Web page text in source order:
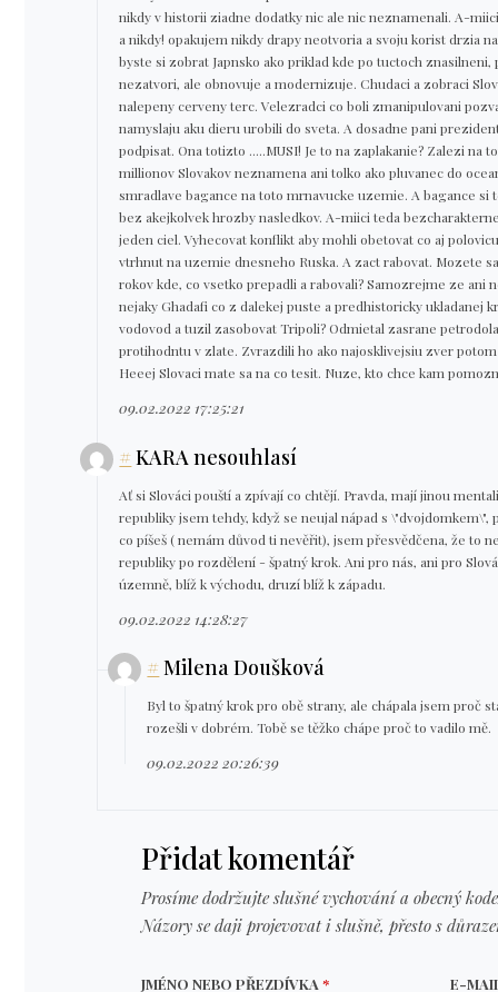
nikdy v historii ziadne dodatky nic ale nic neznamenali. A-
a nikdy! opakujem nikdy drapy neotvoria a svoju korist drzia
byste si zobrat Japnsko ako priklad kde po tuctoch
nezatvori, ale obnovuje a modernizuje. Chudaci a zobraci
nalepeny cerveny terc. Velezradci co boli zmanipulovani
namyslaju aku dieru urobili do sveta. A dosadne pani
podpisat. Ona totizto .....MUSI! Je to na zaplakanie? Zalezi na
millionov Slovakov neznamena ani tolko ako pluvanec do
smradlave bagance na toto mrnavucke uzemie. A bagance
bez akejkolvek hrozby nasledkov. A-miici teda
jeden ciel. Vyhecovat konflikt aby mohli obetovat co aj
vtrhnut na uzemie dnesneho Ruska. A zact rabovat. Mozete
rokov kde, co vsetko prepadli a rabovali? Samozrejme ze ani
nejaky Ghadafi co z dalekej puste a predhistoricky ukladanej
vodovod a tuzil zasobovat Tripoli? Odmietal zasrane
protihodntu v zlate. Zvrazdili ho ako najosklivejsiu zver
Heeej Slovaci mate sa na co tesit. Nuze, kto chce kam
09.02.2022 17:25:21
#KARA nesouhlasí
Ať si Slováci pouští a zpívají co chtějí. Pravda, mají jinou
republiky jsem tehdy, když se neujal nápad s
co píšeš ( nemám důvod ti nevěřit), jsem přesvědčena, že to
republiky po rozdělení - špatný krok. Ani pro nás, ani pro
územně, blíž k východu, druzí blíž k západu.
09.02.2022 14:28:27
#Milena Doušková
Byl to špatný krok pro obě strany, ale chápala jsem proč
rozešli v dobrém. Tobě se těžko chápe proč to vadilo mě.
09.02.2022 20:26:39
Přidat komentář
Prosíme dodržujte slušné vychování a obecný
Názory se daji projevovat i slušně, přesto s
JMÉNO NEBO PŘEZDÍVKA* E-